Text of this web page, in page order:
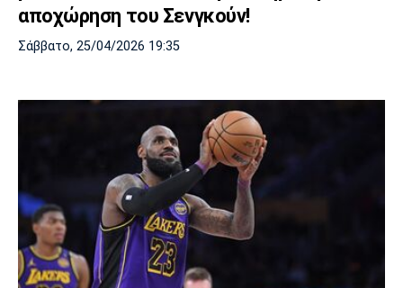
αποχώρηση του Σενγκούν!
Σάββατο, 25/04/2026 19:35